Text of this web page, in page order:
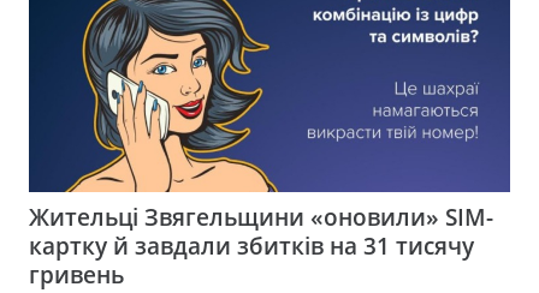
Жительці Звягельщини «оновили» SIM-
картку й завдали збитків на 31 тисячу
гривень